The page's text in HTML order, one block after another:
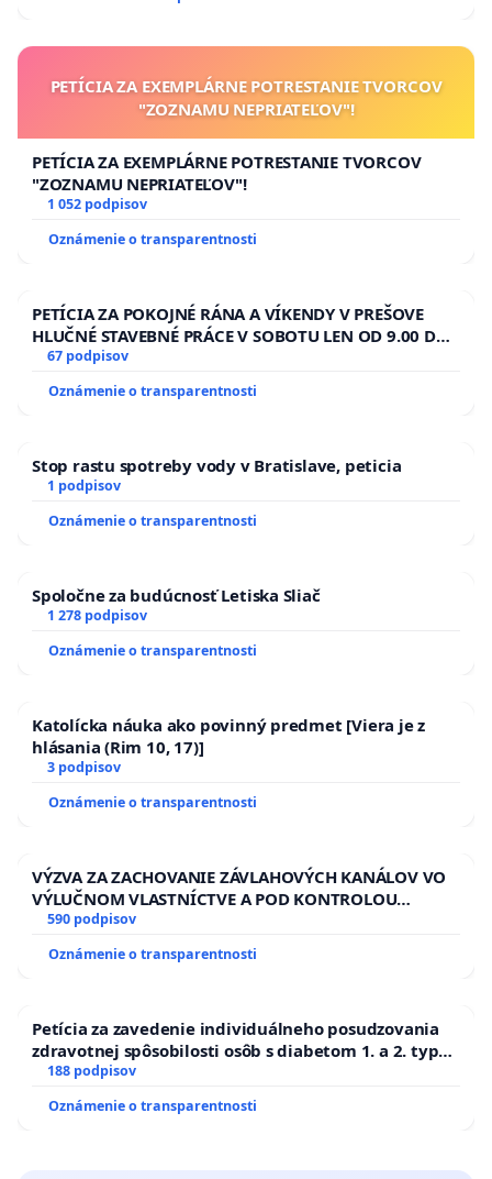
PETÍCIA ZA EXEMPLÁRNE POTRESTANIE TVORCOV
"ZOZNAMU NEPRIATEĽOV"!
PETÍCIA ZA EXEMPLÁRNE POTRESTANIE TVORCOV
"ZOZNAMU NEPRIATEĽOV"!
1 052 podpisov
Oznámenie o transparentnosti
PETÍCIA ZA POKOJNÉ RÁNA A VÍKENDY V PREŠOVE
HLUČNÉ STAVEBNÉ PRÁCE V SOBOTU LEN OD 9.00 DO
13.00 HOD., CEZ PRACOVNÝ TÝŽDEŇ CIEĽ 8.00 – 18.00
ĎUMBIERSKEJ/MAGU
67 podpisov
Oznámenie o transparentnosti
Stop rastu spotreby vody v Bratislave, peticia
1 podpisov
Oznámenie o transparentnosti
Spoločne za budúcnosť Letiska Sliač
1 278 podpisov
Oznámenie o transparentnosti
Katolícka náuka ako povinný predmet [Viera je z
hlásania (Rim 10, 17)]
3 podpisov
Oznámenie o transparentnosti
VÝZVA ZA ZACHOVANIE ZÁVLAHOVÝCH KANÁLOV VO
VÝLUČNOM VLASTNÍCTVE A POD KONTROLOU
SLOVENSKEJ REPUBLIKY & žiadosť na riešenie
kanálov na Slovensku
590 podpisov
Oznámenie o transparentnosti
Petícia za zavedenie individuálneho posudzovania
zdravotnej spôsobilosti osôb s diabetom 1. a 2. typu
pri prijímaní do Policajného zboru SR
188 podpisov
Oznámenie o transparentnosti